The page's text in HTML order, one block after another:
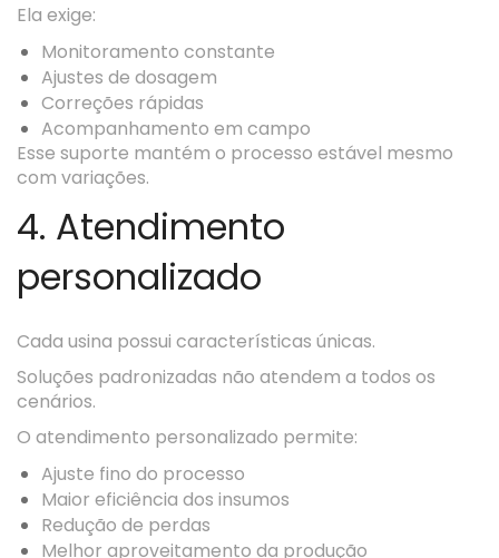
Ela exige:
Monitoramento constante
Ajustes de dosagem
Correções rápidas
Acompanhamento em campo
Esse suporte mantém o processo estável mesmo
com variações.
4. Atendimento
personalizado
Cada usina possui características únicas.
Soluções padronizadas não atendem a todos os
cenários.
O atendimento personalizado permite:
Ajuste fino do processo
Maior eficiência dos insumos
Redução de perdas
Melhor aproveitamento da produção